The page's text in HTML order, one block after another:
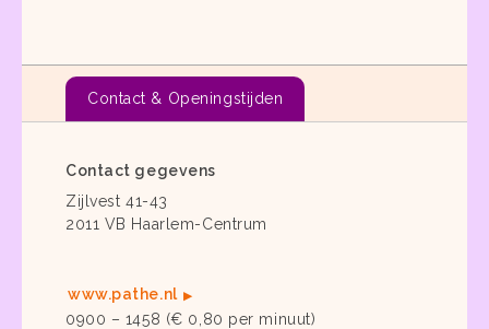
Contact & Openingstijden
Contact gegevens
Zijlvest 41-43
2011 VB Haarlem-Centrum
www.pathe.nl
0900 – 1458 (€ 0,80 per minuut)